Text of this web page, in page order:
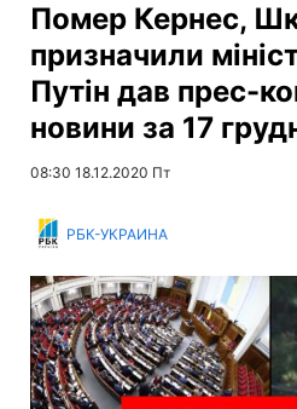
Помер Кернес,
призначили
Путін дав прес-
новини за 17
08:30 18.12.2020 Пт
РБК-УКРАИНА